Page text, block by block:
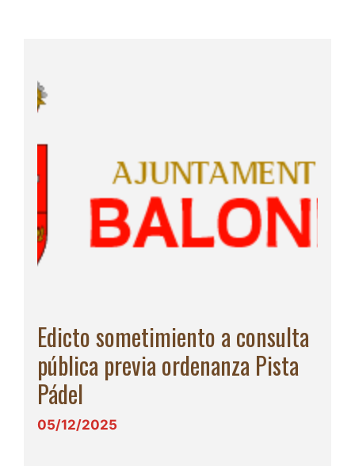
Edicto sometimiento a consulta
pública previa ordenanza Pista
Pádel
05/12/2025